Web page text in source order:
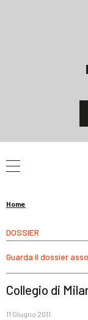
Home
DOSSIER
Guarda il dossier
Collegio di
11 Giugno 2011